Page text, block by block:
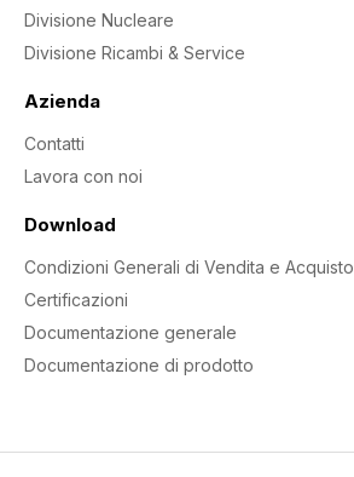
Divisione Nucleare
Divisione Ricambi & Service
Azienda
Contatti
Lavora con noi
Download
Condizioni Generali di Vendita e Acquisto
Certificazioni
Documentazione generale
Documentazione di prodotto